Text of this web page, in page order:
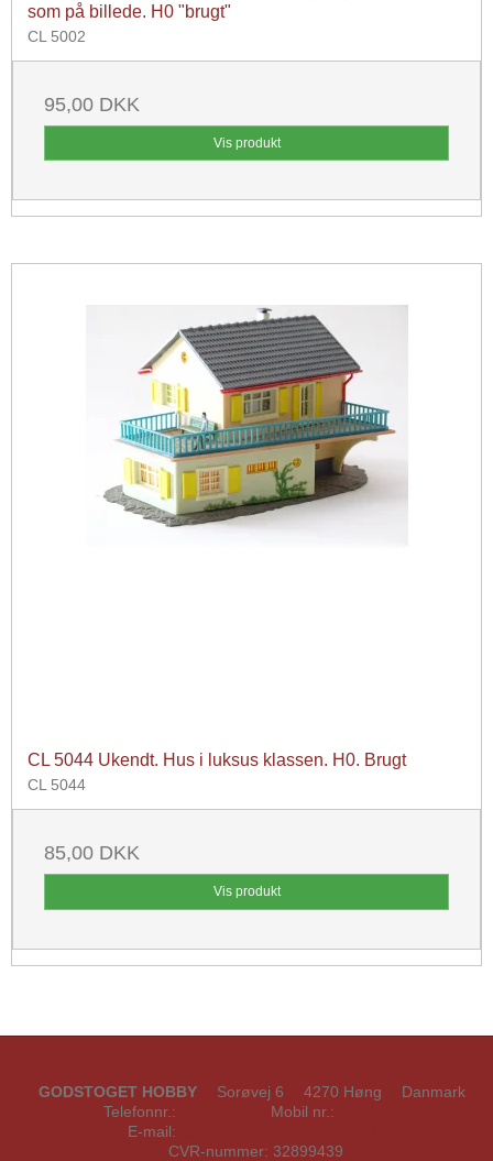
som på billede. H0 "brugt"
CL 5002
95,00 DKK
Vis produkt
CL 5044 Ukendt. Hus i luksus klassen. H0. Brugt
CL 5044
85,00 DKK
Vis produkt
GODSTOGET HOBBY Sorøvej 6 4270 Høng
Danmark
Telefonnr. : Mobil nr. :
E-mail:
CVR-nummer: 32899439